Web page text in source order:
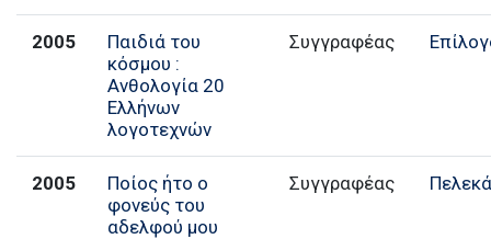
2005
Παιδιά του
κόσμου :
Ανθολογία 20
Ελλήνων
λογοτεχνών
Συγγραφέας
2005
Ποίος ήτο ο
φονεύς του
αδελφού μου
Συγγραφέας